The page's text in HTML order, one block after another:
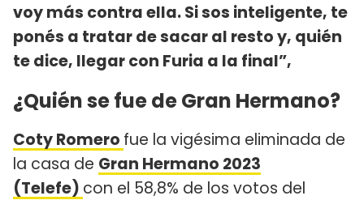
voy más contra ella. Si sos inteligente, te
ponés a tratar de sacar al resto y, quién
te dice, llegar con Furia a la final”,
¿Quién se fue de Gran Hermano?
Coty Romero fue la vigésima eliminada de
la casa de Gran Hermano 2023
(Telefe) con el 58,8% de los votos del